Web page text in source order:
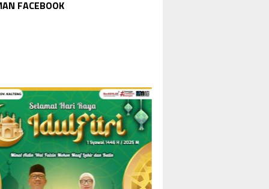
FACEBOOK